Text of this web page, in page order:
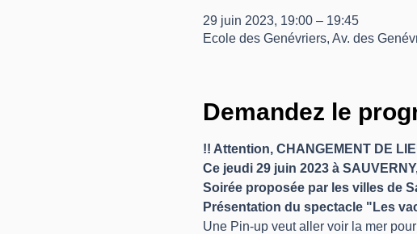
29 juin 2023, 19:00 – 19:45
Ecole des Genévriers, Av. des
Demandez le
!! Attention, CHANGEMENT DE
Ce jeudi 29 juin 2023 à
Soirée proposée par les villes de
Présentation du spectacle "Les
Une Pin-up veut aller voir la mer